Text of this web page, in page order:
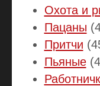
Охота и
Пацаны
Притчи
Пьяные